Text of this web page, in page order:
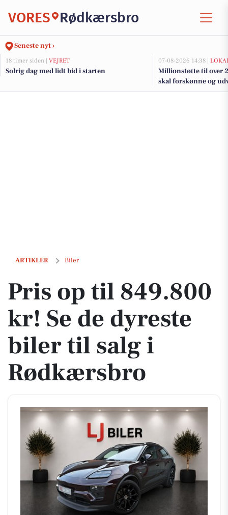
VORES Rødkærsbro
Seneste nyt ›
18 timer siden | VEJRET
Solrig dag med lidt bid i starten
07-08-2026 14:38 |
Millionstøtte til over
skal forskønne og
Kommunes mindre
ARTIKLER Biler
Pris op til 849.800 kr! Se de dyreste biler til salg i Rødkærsbro
Pris op til 849.800
kr! Se de dyreste
biler til salg i
Rødkærsbro